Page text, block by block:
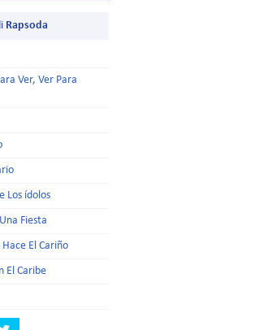
Rapsoda
Ver, Ver Para
Los ídolos
Fiesta
Hace El Cariño
El Caribe